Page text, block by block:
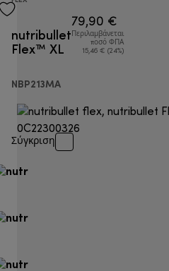
nutribullet
Flex™ XL
NBP213MA
79,90 €
Περιλαμβάνεται
ποσό ΦΠΑ
15,46 € (24%)
Σύγκριση